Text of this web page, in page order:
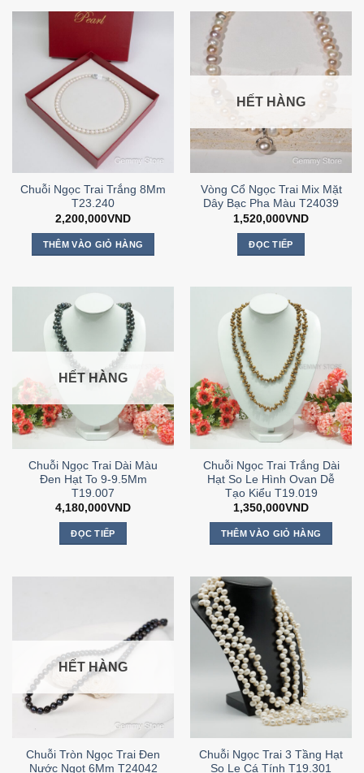
Chuỗi Ngọc Trai Trắng 8Mm
T23.240
2,200,000VND
THÊM VÀO GIỎ HÀNG
HẾT HÀNG
Vòng Cổ Ngọc Trai Mix Mặt
Dây Bạc Pha Màu T24039
1,520,000VND
ĐỌC TIẾP
HẾT HÀNG
Chuỗi Ngọc Trai Dài Màu
Đen Hạt To 9-9.5Mm
T19.007
4,180,000VND
ĐỌC TIẾP
Chuỗi Ngọc Trai Trắng Dài
Hạt So Le Hình Ovan Dễ
Tạo Kiểu T19.019
1,350,000VND
THÊM VÀO GIỎ HÀNG
HẾT HÀNG
Chuỗi Tròn Ngọc Trai Đen
Nước Ngọt 6Mm T24042
Chuỗi Ngọc Trai 3 Tầng Hạt
So Le Cá Tính T19.301